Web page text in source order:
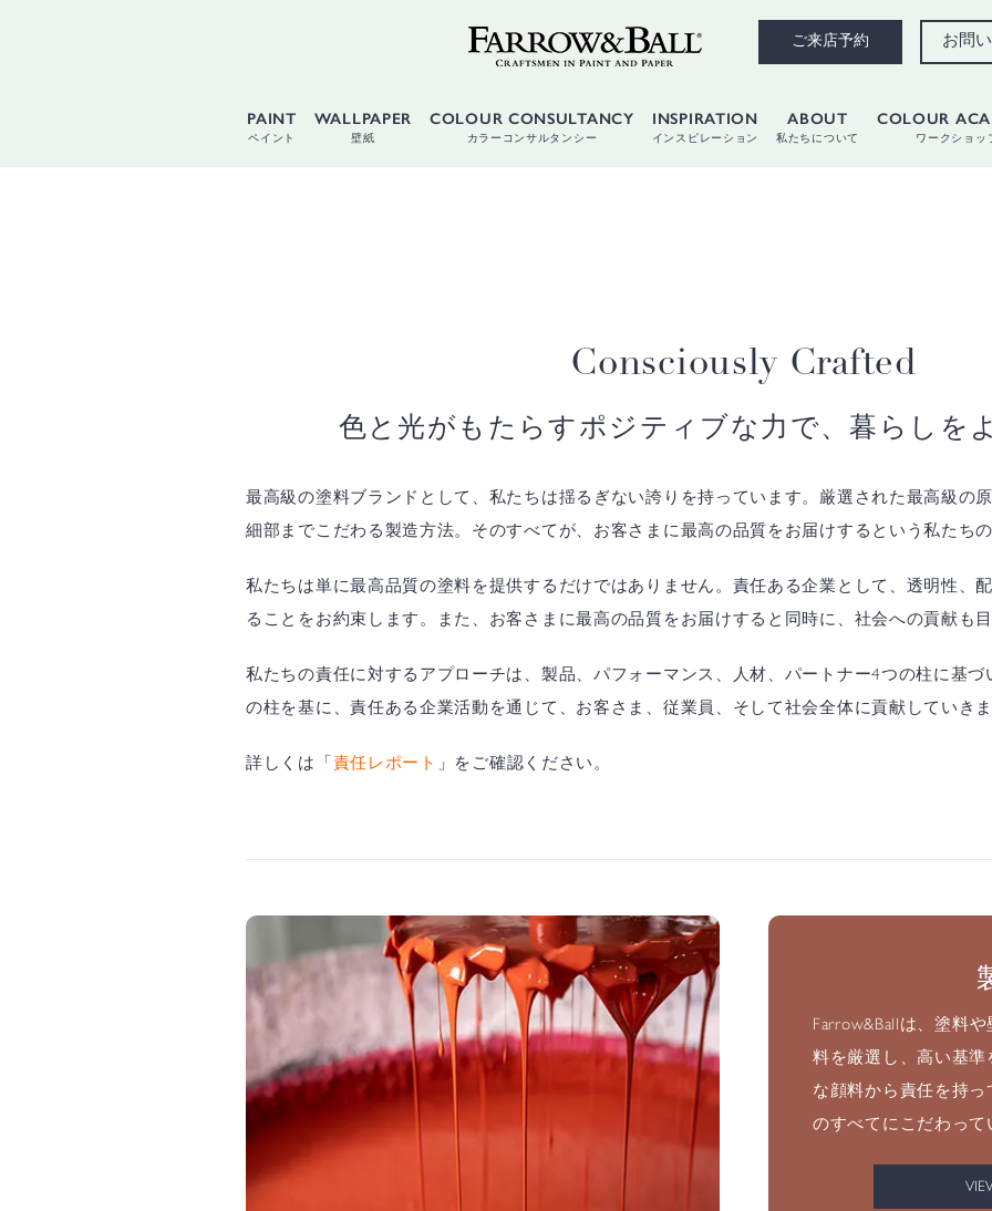
ご来店予約 お問
PAINT
ペイント
WALLPAPER
壁紙
COLOUR CONSULTANCY
カラーコンサルタンシー
INSPIRATION
インスピレーション
ABOUT
私たちについて
COLOUR
ワークショッ
Consciously Crafted
色と光がもたらすポジティブな力で、暮らしを
最高級の塗料ブランドとして、私たちは揺るぎない誇りを持っています。厳選された最高級の
細部までこだわる製造方法。そのすべてが、お客さまに最高の品質をお届けするという私たち
私たちは単に最高品質の塗料を提供するだけではありません。責任ある企業として、透明性、
ることをお約束します。また、お客さまに最高の品質をお届けすると同時に、社会への貢献も
私たちの責任に対するアプローチは、製品、パフォーマンス、人材、パートナー4つの柱に基
の柱を基に、責任ある企業活動を通じて、お客さま、従業員、そして社会全体に貢献していき
詳しくは「 責任レポート 」をご確認ください。
Farrow&Ballは、塗料
料を厳選し、高い基
な顔料から責任を持
のすべてにこだわって